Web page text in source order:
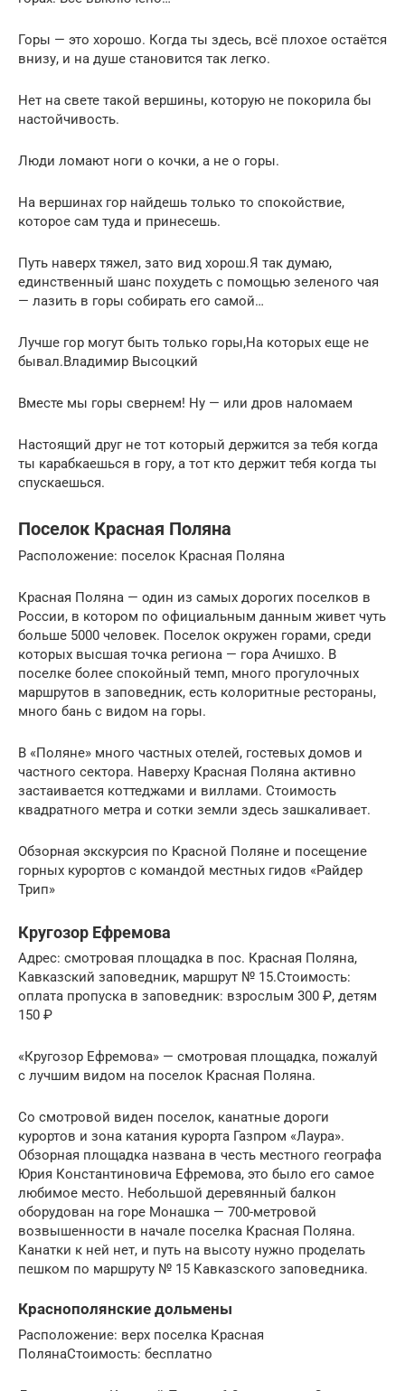
Горы — это хорошо. Когда ты здесь, всё плохое остаётся
внизу, и на душе становится так легко.
Нет на свете такой вершины, которую не покорила бы
настойчивость.
Люди ломают ноги о кочки, а не о горы.
На вершинах гор найдешь только то спокойствие,
которое сам туда и принесешь.
Путь наверх тяжел, зато вид хорош.Я так думаю,
единственный шанс похудеть с помощью зеленого чая
— лазить в горы собирать его самой…
Лучше гор могут быть только горы,На которых еще не
бывал.Владимир Высоцкий
Вместе мы горы свернем! Ну — или дров наломаем
Настоящий друг не тот который держится за тебя когда
ты карабкаешься в гору, а тот кто держит тебя когда ты
спускаешься.
Поселок Красная Поляна
Расположение: поселок Красная Поляна
Красная Поляна — один из самых дорогих поселков в
России, в котором по официальным данным живет чуть
больше 5000 человек. Поселок окружен горами, среди
которых высшая точка региона — гора Ачишхо. В
поселке более спокойный темп, много прогулочных
маршрутов в заповедник, есть колоритные рестораны,
много бань с видом на горы.
В «Поляне» много частных отелей, гостевых домов и
частного сектора. Наверху Красная Поляна активно
застаивается коттеджами и виллами. Стоимость
квадратного метра и сотки земли здесь зашкаливает.
Обзорная экскурсия по Красной Поляне и посещение
горных курортов c командой местных гидов «Райдер
Трип»
Кругозор Ефремова
Адрес: смотровая площадка в пос. Красная Поляна,
Кавказский заповедник, маршрут № 15.Стоимость:
оплата пропуска в заповедник: взрослым 300 ₽, детям
150 ₽
«Кругозор Ефремова» — смотровая площадка, пожалуй
с лучшим видом на поселок Красная Поляна.
Со смотровой виден поселок, канатные дороги
курортов и зона катания курорта Газпром «Лаура».
Обзорная площадка названа в честь местного географа
Юрия Константиновича Ефремова, это было его самое
любимое место. Небольшой деревянный балкон
оборудован на горе Монашка — 700-метровой
возвышенности в начале поселка Красная Поляна.
Канатки к ней нет, и путь на высоту нужно проделать
пешком по маршруту № 15 Кавказского заповедника.
Краснополянские дольмены
Расположение: верх поселка Красная
ПолянаСтоимость: бесплатно